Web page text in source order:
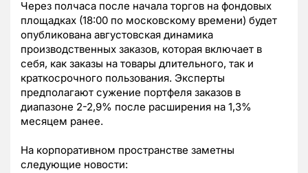
Через полчаса после начала торгов на фондовых
площадках (18:00 по московскому времени) будет
опубликована августовская динамика
производственных заказов, которая включает в
себя, как заказы на товары длительного, так и
краткосрочного пользования. Эксперты
предполагают сужение портфеля заказов в
диапазоне 2-2,9% после расширения на 1,3%
месяцем ранее.
На корпоративном пространстве заметны
следующие новости: